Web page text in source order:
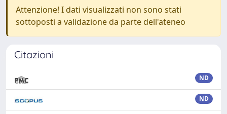
Attenzione! I dati visualizzati non sono stati
sottoposti a validazione da parte dell'ateneo
Citazioni
ND
ND